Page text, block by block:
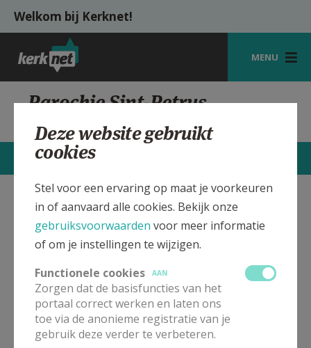
Overslaan en naar de inhoud gaan
Welkom bij Kerknet!
MENU
STARTPAGINA
VIERINGEN
SHOP
ZOEKEN
HULP
MIJN PAROCHIE
AANMELDEN OF REGISTREREN
Parochie Sint-Petrus
Tongerlo
STARTPAGINA
Verbergen
Sint-Petrus, Tongerlo
de details voor het adres van de kerk, alsook een lijst met
kerken in de buurt.
ALLE DETAILS TONEN
Deze website gebruikt
cookies
Stel voor een ervaring op maat je voorkeuren
in of aanvaard alle cookies. Bekijk onze
gebruiksvoorwaarden voor meer informatie
of om je instellingen te wijzigen.
Functionele cookies
AAN
Zorgen dat de basisfuncties van het
portaal correct werken en laten ons
toe via de anonieme registratie van je
gebruik deze verder te verbeteren.